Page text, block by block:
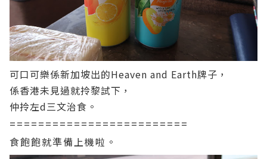
可口可樂係新加坡出的Heaven and Earth牌子，
係香港未見過就拎黎試下，
仲拎左d三文治食。
=========================
食飽飽就準備上機啦。